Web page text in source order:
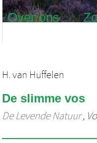
Over ons
H. van Huffelen
De slimme vos
De Levende Natuur,